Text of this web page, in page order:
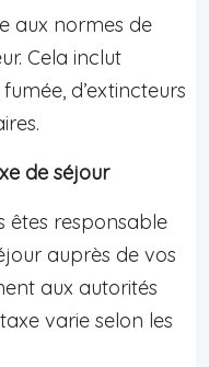
aux normes de
Cela inclut
d’extincteurs
de séjour
êtes responsable
auprès de vos
aux autorités
varie selon les